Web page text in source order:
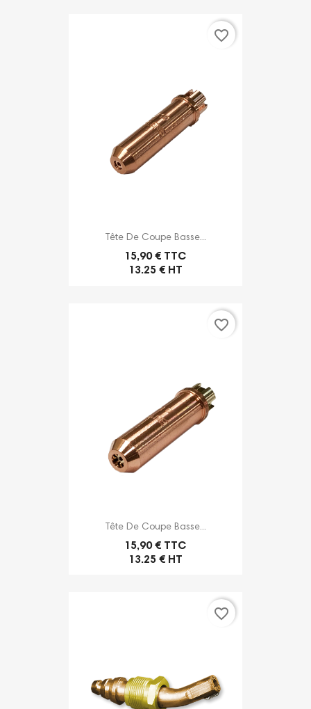
Tête De Coupe Basse...
15,90 € TTC
13.25 € HT
favorite_border
Tête De Coupe Basse...
15,90 € TTC
13.25 € HT
favorite_border
favorite_border